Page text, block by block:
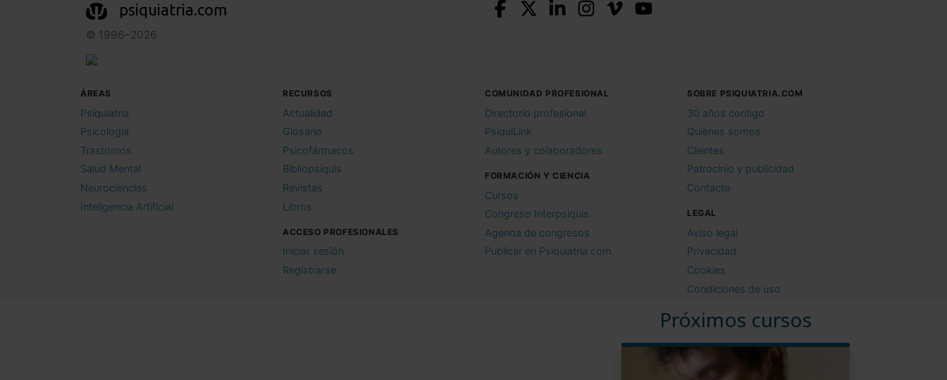
Próximos cursos
psiquiatria.com
© 1996–2026
ÁREAS
Psiquiatría
Psicología
Trastornos
Salud Mental
Neurociencias
Inteligencia Artificial
RECURSOS
Actualidad
Glosario
Psicofármacos
Bibliopsiquis
Revistas
Libros
ACCESO PROFESIONALES
Iniciar sesión
Registrarse
COMUNIDAD PROFESIONAL
Directorio profesional
PsiquiLink
Autores y colaboradores
FORMACIÓN Y CIENCIA
Cursos
Congreso Interpsiquis
Agenda de congresos
Publicar en Psiquiatria.com
SOBRE PSIQUIATRIA.COM
30 años contigo
Quiénes somos
Clientes
Patrocinio y publicidad
Contacto
LEGAL
Aviso legal
Privacidad
Cookies
Condiciones de uso